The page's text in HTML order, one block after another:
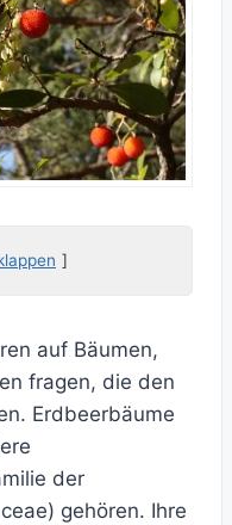
auf Bäumen,
fragen, die den
Erdbeerbäume
der
gehören. Ihre